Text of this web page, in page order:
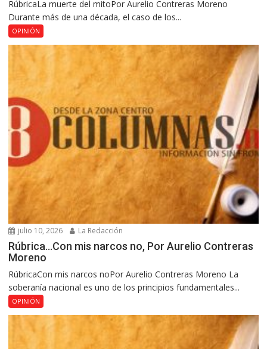
RúbricaLa muerte del mitoPor Aurelio Contreras Moreno
Durante más de una década, el caso de los...
OPINIÓN
julio 10, 2026 La Redacción
Rúbrica…Con mis narcos no, Por Aurelio Contreras
Moreno
RúbricaCon mis narcos noPor Aurelio Contreras Moreno La
soberanía nacional es uno de los principios fundamentales...
OPINIÓN